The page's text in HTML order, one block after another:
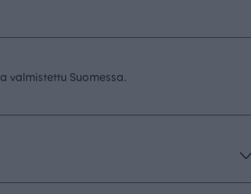
valmistettu Suomessa.